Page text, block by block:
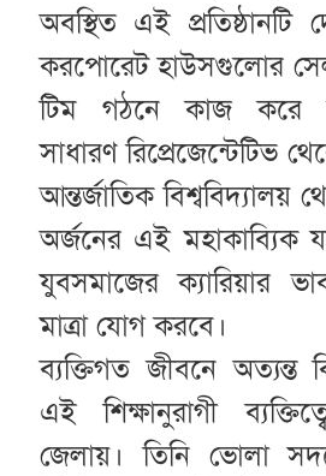
অবস্থিত এই প্রতিষ্ঠানটি
করপোরেট হাউসগুলোর
টিম গঠনে কাজ করে
সাধারণ
আন্তর্জাতিক বিশ্ববিদ্যালয়
অর্জনের এই মহাকাব্যিক
যুবসমাজের ক্যারিয়ার
মাত্রা যোগ করবে।
ব্যক্তিগত জীবনে অত্যন্ত
এই শিক্ষানুরাগী
জেলায়। তিনি ভোলা